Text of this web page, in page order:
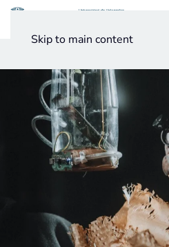
Skip to main content